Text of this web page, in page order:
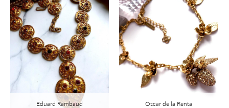
Eduard Rambaud Oscar de la Renta